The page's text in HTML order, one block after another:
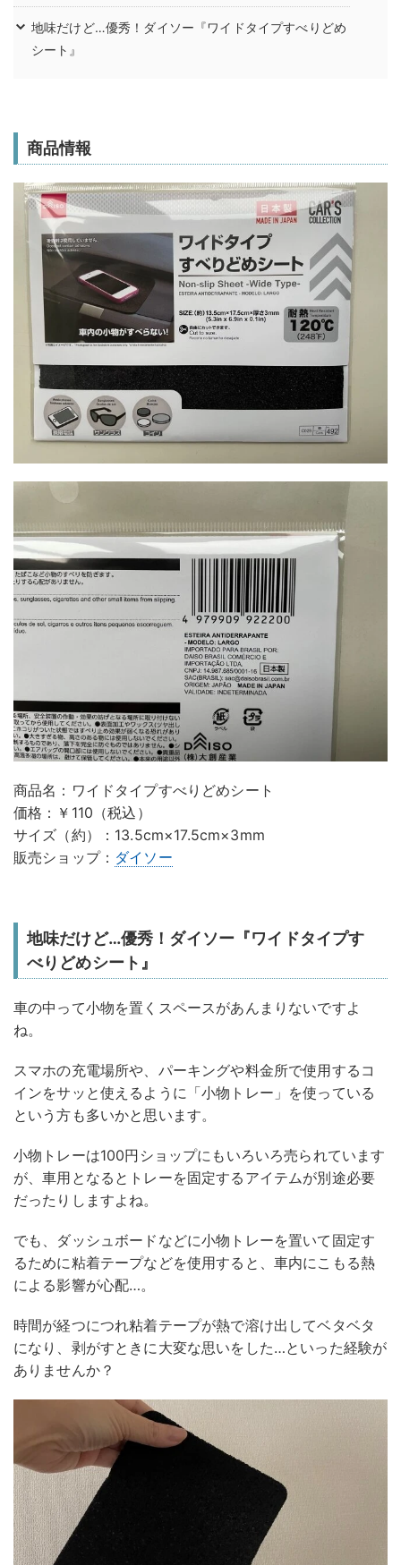
地味だけど…優秀！ダイソー『ワイドタイプすべりどめ
シート』
商品情報
商品名：ワイドタイプすべりどめシート
価格：￥110（税込）
サイズ（約）：13.5cm×17.5cm×3mm
販売ショップ： ダイソー
地味だけど…優秀！ダイソー『ワイドタイプす
べりどめシート』
車の中って小物を置くスペースがあんまりないですよ
ね。
スマホの充電場所や、パーキングや料金所で使用するコ
インをサッと使えるように「小物トレー」を使っている
という方も多いかと思います。
小物トレーは100円ショップにもいろいろ売られています
が、車用となるとトレーを固定するアイテムが別途必要
だったりしますよね。
でも、ダッシュボードなどに小物トレーを置いて固定す
るために粘着テープなどを使用すると、車内にこもる熱
による影響が心配…。
時間が経つにつれ粘着テープが熱で溶け出してベタベタ
になり、剥がすときに大変な思いをした…といった経験が
ありませんか？